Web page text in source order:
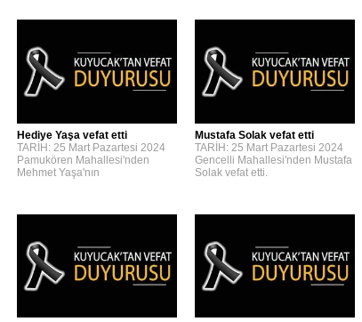
Hediye Yaşa vefat etti
TARİH: 25 Mart Pazartesi 2024
Pamukören Mahallesi'nden
Mehmet Yaşa'nın
Mustafa Solak vefat etti
TARİH: 25 Mart Pazartesi 2024
Gencelli Mahallesi'nden Mustafa
Solak vefat etti.